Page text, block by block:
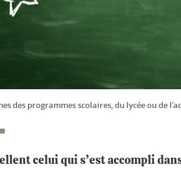
des programmes scolaires, du lycée ou de
celui qui s’est accompli